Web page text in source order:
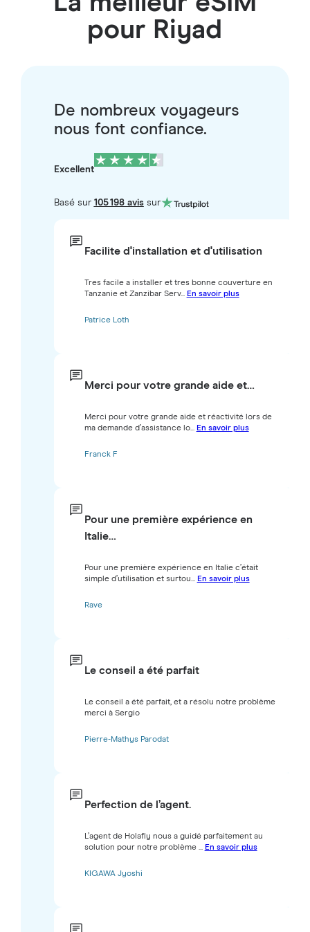
pour Riyad
De nombreux voyageurs
nous font confiance.
Excellent
Basé sur 105 198 avissur
Facilite d'installation et d'utilisation
Tres facile a installer et tres bonne couverture en
Tanzanie et Zanzibar Serv... En savoir plus
Patrice Loth
Merci pour votre grande aide et…
Merci pour votre grande aide et réactivité lors de
ma demande d’assistance lo... En savoir plus
Franck F
Pour une première expérience en
Italie…
Pour une première expérience en Italie c’était
simple d’utilisation et surtou... En savoir plus
Rave
Le conseil a été parfait
Le conseil a été parfait, et a résolu notre problème
merci à Sergio
Pierre-Mathys Parodat
Perfection de l’agent.
L’agent de Holafly nous a guidé parfaitement au
solution pour notre problème ... En savoir plus
KIGAWA Jyoshi